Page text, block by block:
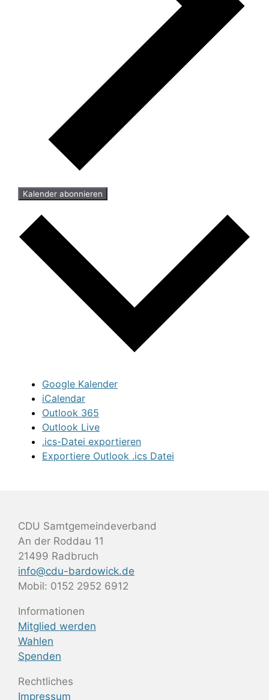
Kalender abonnieren
Google Kalender
iCalendar
Outlook 365
Outlook Live
.ics-Datei exportieren
Exportiere Outlook .ics Datei
CDU Samtgemeindeverband
An der Roddau 11
21499 Radbruch
info@cdu-bardowick.de
Mobil: 0152 2952 6912
Informationen
Mitglied werden
Wahlen
Spenden
Rechtliches
Impressum